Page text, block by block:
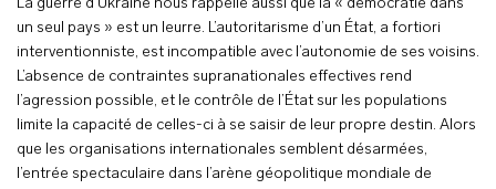
La guerre d’Ukraine nous rappelle aussi que la « démocratie dans
un seul pays » est un leurre. L’autoritarisme d’un État, a fortiori
interventionniste, est incompatible avec l’autonomie de ses voisins.
L’absence de contraintes supranationales effectives rend
l’agression possible, et le contrôle de l’État sur les populations
limite la capacité de celles-ci à se saisir de leur propre destin. Alors
que les organisations internationales semblent désarmées,
l’entrée spectaculaire dans l’arène géopolitique mondiale de